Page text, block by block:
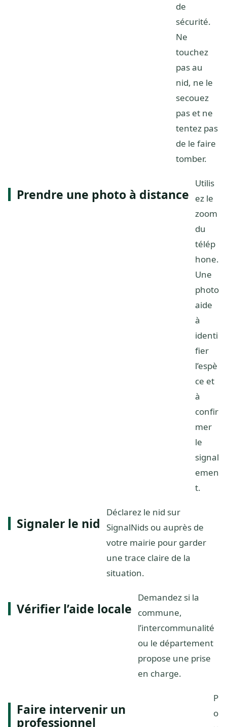
de
sécurité.
Ne
touchez
pas au
nid, ne le
secouez
pas et ne
tentez pas
de le faire
tomber.
Prendre une photo à distance
Utilis
ez le
zoom
du
télép
hone.
Une
photo
aide
à
identi
fier
l’espè
ce et
à
confir
mer
le
signal
emen
t.
Signaler le nid
Déclarez le nid sur
SignalNids ou auprès de
votre mairie pour garder
une trace claire de la
situation.
Vérifier l’aide locale
Demandez si la
commune,
l’intercommunalité
ou le département
propose une prise
en charge.
Faire intervenir un
professionnel
P
o